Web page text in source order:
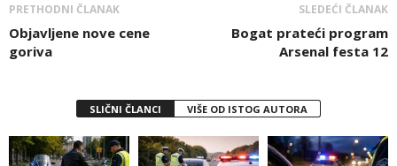
PRETHODNI ČLANAK
Objavljene nove cene
goriva
SLEDEĆI ČLANAK
Bogat prateći program
Arsenal festa 12
SLIČNI ČLANCI VIŠE OD ISTOG AUTORA